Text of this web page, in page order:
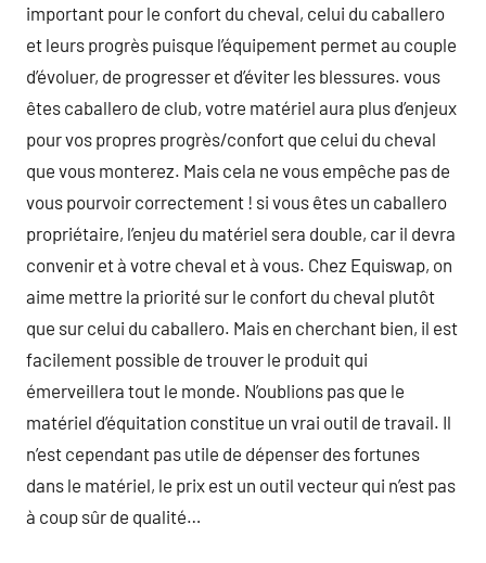
important pour le confort du cheval, celui du caballero
et leurs progrès puisque l’équipement permet au couple
d’évoluer, de progresser et d’éviter les blessures. vous
êtes caballero de club, votre matériel aura plus d’enjeux
pour vos propres progrès/confort que celui du cheval
que vous monterez. Mais cela ne vous empêche pas de
vous pourvoir correctement ! si vous êtes un caballero
propriétaire, l’enjeu du matériel sera double, car il devra
convenir et à votre cheval et à vous. Chez Equiswap, on
aime mettre la priorité sur le confort du cheval plutôt
que sur celui du caballero. Mais en cherchant bien, il est
facilement possible de trouver le produit qui
émerveillera tout le monde. N’oublions pas que le
matériel d’équitation constitue un vrai outil de travail. Il
n’est cependant pas utile de dépenser des fortunes
dans le matériel, le prix est un outil vecteur qui n’est pas
à coup sûr de qualité…